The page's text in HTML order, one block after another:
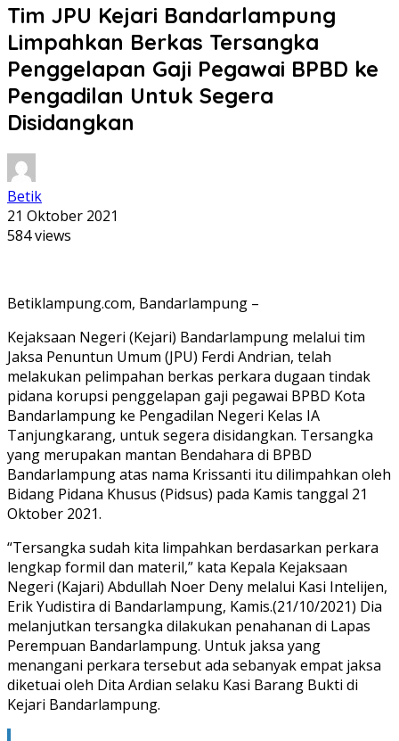
Tim JPU Kejari Bandarlampung
Limpahkan Berkas Tersangka
Penggelapan Gaji Pegawai BPBD ke
Pengadilan Untuk Segera
Disidangkan
Betik
21 Oktober 2021
584 views
Betiklampung.com, Bandarlampung –
Kejaksaan Negeri (Kejari) Bandarlampung melalui tim
Jaksa Penuntun Umum (JPU) Ferdi Andrian, telah
melakukan pelimpahan berkas perkara dugaan tindak
pidana korupsi penggelapan gaji pegawai BPBD Kota
Bandarlampung ke Pengadilan Negeri Kelas IA
Tanjungkarang, untuk segera disidangkan. Tersangka
yang merupakan mantan Bendahara di BPBD
Bandarlampung atas nama Krissanti itu dilimpahkan oleh
Bidang Pidana Khusus (Pidsus) pada Kamis tanggal 21
Oktober 2021.
“Tersangka sudah kita limpahkan berdasarkan perkara
lengkap formil dan materil,” kata Kepala Kejaksaan
Negeri (Kajari) Abdullah Noer Deny melalui Kasi Intelijen,
Erik Yudistira di Bandarlampung, Kamis.(21/10/2021) Dia
melanjutkan tersangka dilakukan penahanan di Lapas
Perempuan Bandarlampung. Untuk jaksa yang
menangani perkara tersebut ada sebanyak empat jaksa
diketuai oleh Dita Ardian selaku Kasi Barang Bukti di
Kejari Bandarlampung.